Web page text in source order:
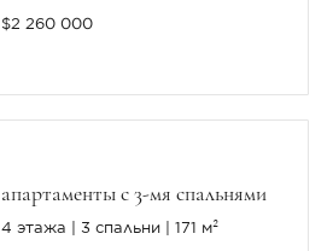
$2 260 000
апартаменты с 3-мя спальнями
4 этажа 3 спальни 171 м²